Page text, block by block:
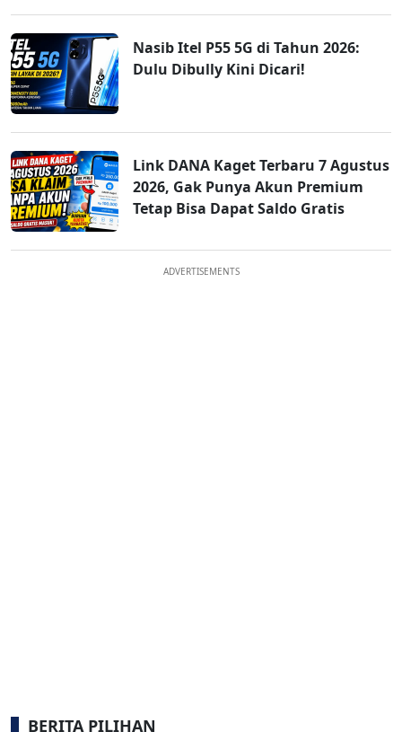
Nasib Itel P55 5G di Tahun 2026:
Dulu Dibully Kini Dicari!
Link DANA Kaget Terbaru 7 Agustus
2026, Gak Punya Akun Premium
Tetap Bisa Dapat Saldo Gratis
ADVERTISEMENTS
BERITA PILIHAN